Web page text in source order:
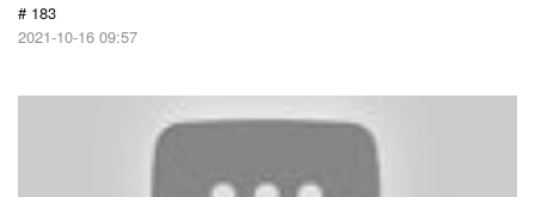
# 183
2021-10-16 09:57